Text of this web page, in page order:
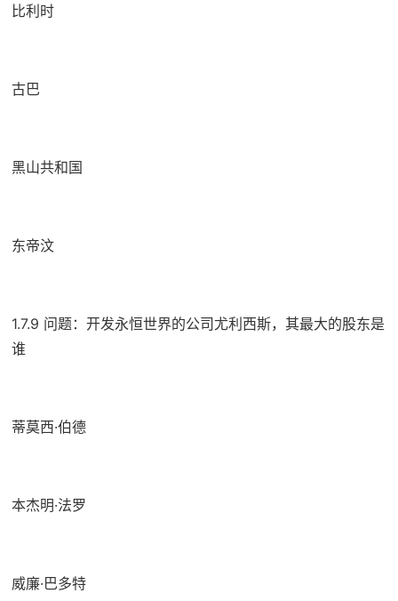
比利时
古巴
黑山共和国
东帝汶
1.7.9 问题：开发永恒世界的公司尤利西斯，其最大的股东是
谁
蒂莫西·伯德
本杰明·法罗
威廉·巴多特